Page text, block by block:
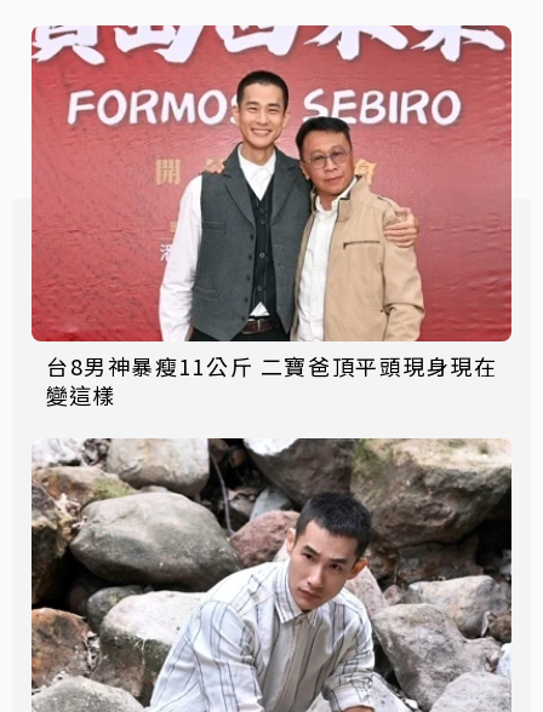
台8男神暴瘦11公斤 二寶爸頂平頭現身現在
變這樣